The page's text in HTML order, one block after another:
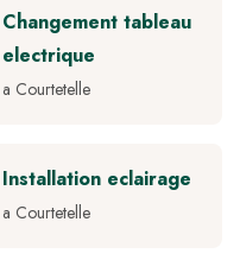
Changement tableau
electrique
a Courtetelle
Installation eclairage
a Courtetelle